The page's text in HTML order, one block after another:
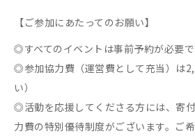
【ご参加にあたってのお願い】
◎すべてのイベントは事前予約が必要で
◎参加協力費（運営費として充当）は
い）
◎活動を応援してくださる方には、寄
力費の特別優待制度がございます。ご